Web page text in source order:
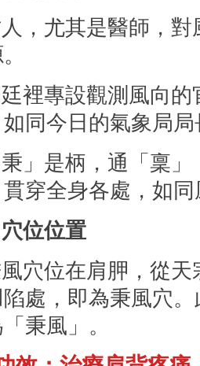
，尤其是醫師，對
裡專設觀測風向
同今日的氣象局局
」是柄，通「稟」
穿全身各處，如
位位置
穴位在肩胛，從天
處，即為秉風穴
秉風」。